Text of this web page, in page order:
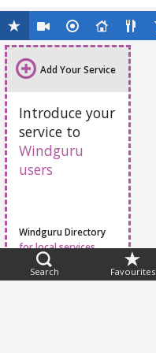
Search Favourites
Add Your Service
Introduce your
service to
Windguru
users
Windguru Directory
for local services